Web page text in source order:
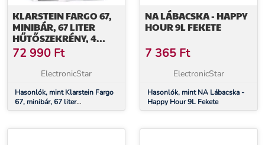
KLARSTEIN FARGO 67,
MINIBÁR, 67 LITER
HŰTŐSZEKRÉNY, 4
LITER FAGYASZTÓ,
KOMPAKT
72 990 Ft
ElectronicStar
Hasonlók, mint Klarstein Fargo
67, minibár, 67 liter
hűtőszekrény, 4 liter fagyasztó,
NA LÁBACSKA - HAPPY
HOUR 9L FEKETE
7 365 Ft
ElectronicStar
Hasonlók, mint NA Lábacska -
Happy Hour 9L Fekete